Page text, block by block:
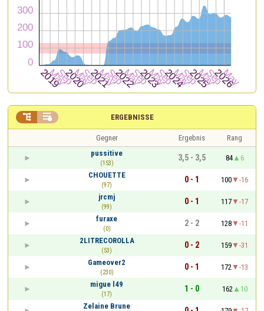
ERGEBNISSE
 
Gegner Ergebnis
Rang
pussitive
(153)
3,5 - 3,5 84
6
CHOUETTE
(97)
0 - 1 100
-16
jrcmj
(99)
0 - 1 117
-17
furaxe
(0)
2 - 2 128
-11
2LITRECOROLLA
(53)
0 - 2 159
-31
Gameover2
(230)
0 - 1 172
-13
migue l49
(17)
1 - 0 162
10
Zelaine Brune